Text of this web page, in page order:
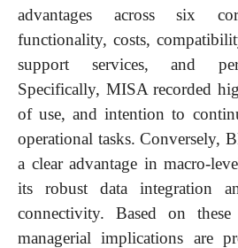
advantages across six
functionality, costs,
support services, and
Specifically, MISA recorded
of use, and intention to
operational tasks. Conversely,
a clear advantage in macro-
its robust data integration
connectivity. Based on these
managerial implications are